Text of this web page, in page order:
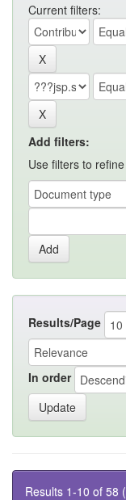
Current filters:
Add filters:
Use filters to
Results/Page
In order
Results 1-10 of 58